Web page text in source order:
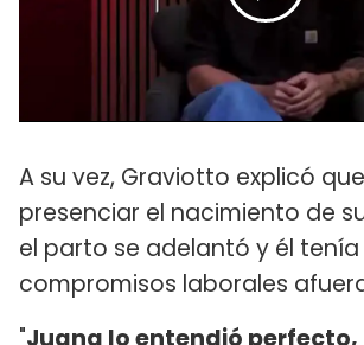
A su vez, Graviotto explicó
presenciar el nacimiento de
el parto se adelantó y él tenía
compromisos laborales
"Juana lo entendió perfecto,